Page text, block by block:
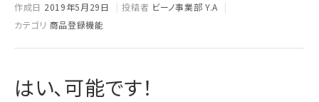
作成日 2019年5月29日 投稿者 ビーノ事業部 Y.A
カテゴリ 商品登録機能
はい、可能です！